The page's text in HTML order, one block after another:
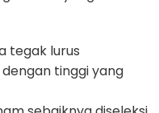
tegak lurus
tinggi yang